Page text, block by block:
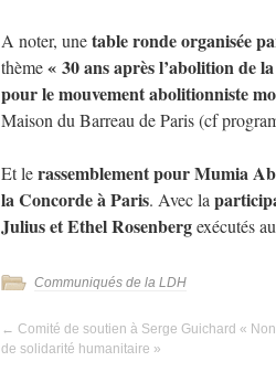
A noter, unetable ronde organisée
thème« 30 ans après l’abolition de
pour le mouvement abolitionniste
Maison du Barreau de Paris (cf
Et lerassemblement pour Mumia
la Concorde à Paris. Avec la
Julius et Ethel Rosenbergexécutés
Communiqués de la LDH
← Comité de soutien à Serge Guichard «
de solidarité humanitaire »